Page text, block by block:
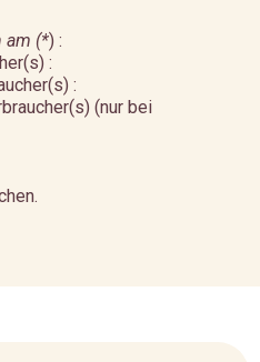
am (*) :
:
:
(nur bei